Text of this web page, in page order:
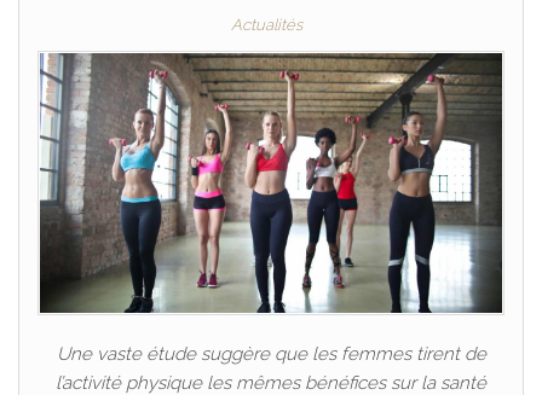
Actualités
Une vaste étude suggère que les femmes tirent de
l’activité physique les mêmes bénéfices sur la santé